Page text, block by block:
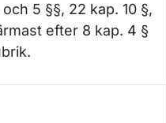
5 §§, 22 kap. 10 §,
efter 8 kap. 4 §